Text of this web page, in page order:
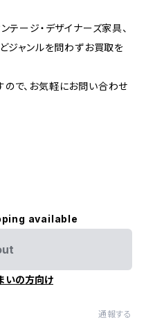
テージ・デザイナーズ家具、
どジャンルを問わずお買取を
で、お気軽にお問い合わせ
available
いの方向け
通報する